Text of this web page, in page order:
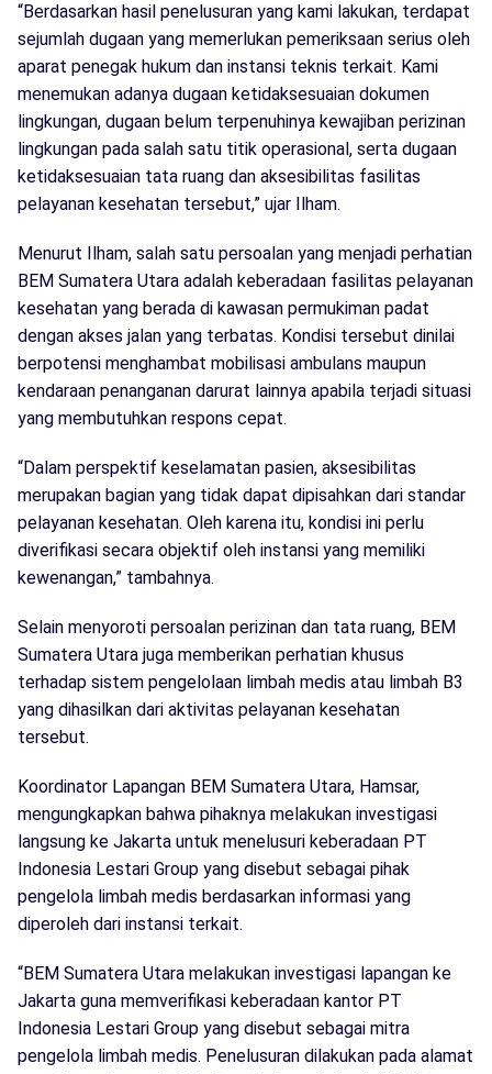
“Berdasarkan hasil penelusuran yang kami lakukan, terdapat
sejumlah dugaan yang memerlukan pemeriksaan serius oleh
aparat penegak hukum dan instansi teknis terkait. Kami
menemukan adanya dugaan ketidaksesuaian dokumen
lingkungan, dugaan belum terpenuhinya kewajiban perizinan
lingkungan pada salah satu titik operasional, serta dugaan
ketidaksesuaian tata ruang dan aksesibilitas fasilitas
pelayanan kesehatan tersebut,” ujar Ilham.
Menurut Ilham, salah satu persoalan yang menjadi perhatian
BEM Sumatera Utara adalah keberadaan fasilitas pelayanan
kesehatan yang berada di kawasan permukiman padat
dengan akses jalan yang terbatas. Kondisi tersebut dinilai
berpotensi menghambat mobilisasi ambulans maupun
kendaraan penanganan darurat lainnya apabila terjadi situasi
yang membutuhkan respons cepat.
“Dalam perspektif keselamatan pasien, aksesibilitas
merupakan bagian yang tidak dapat dipisahkan dari standar
pelayanan kesehatan. Oleh karena itu, kondisi ini perlu
diverifikasi secara objektif oleh instansi yang memiliki
kewenangan,” tambahnya.
Selain menyoroti persoalan perizinan dan tata ruang, BEM
Sumatera Utara juga memberikan perhatian khusus
terhadap sistem pengelolaan limbah medis atau limbah B3
yang dihasilkan dari aktivitas pelayanan kesehatan
tersebut.
Koordinator Lapangan BEM Sumatera Utara, Hamsar,
mengungkapkan bahwa pihaknya melakukan investigasi
langsung ke Jakarta untuk menelusuri keberadaan PT
Indonesia Lestari Group yang disebut sebagai pihak
pengelola limbah medis berdasarkan informasi yang
diperoleh dari instansi terkait.
“BEM Sumatera Utara melakukan investigasi lapangan ke
Jakarta guna memverifikasi keberadaan kantor PT
Indonesia Lestari Group yang disebut sebagai mitra
pengelola limbah medis. Penelusuran dilakukan pada alamat